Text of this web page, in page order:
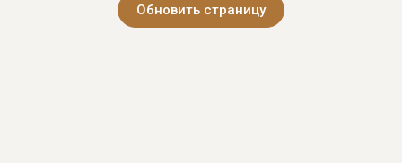
Обновить страницу